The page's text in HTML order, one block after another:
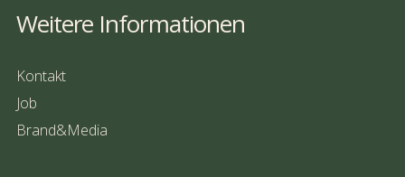
Weitere Informationen
Kontakt
Job
Brand&Media